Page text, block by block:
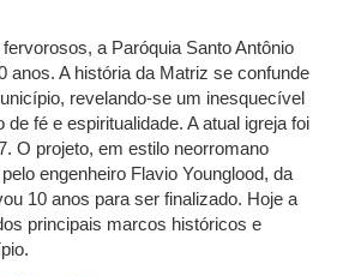
a Paróquia Santo Antônio
anos. A história da Matriz se confunde
revelando-se um inesquecível
de fé e espiritualidade. A atual igreja foi
O projeto, em estilo neorromano
engenheiro Flavio Younglood, da
10 anos para ser finalizado. Hoje a
principais marcos históricos e